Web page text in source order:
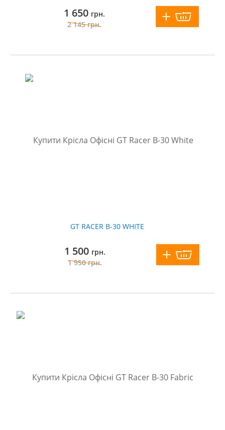
1 650 грн.
2 145грн.
GT RACER B-30 WHITE
1 500 грн.
1 950грн.